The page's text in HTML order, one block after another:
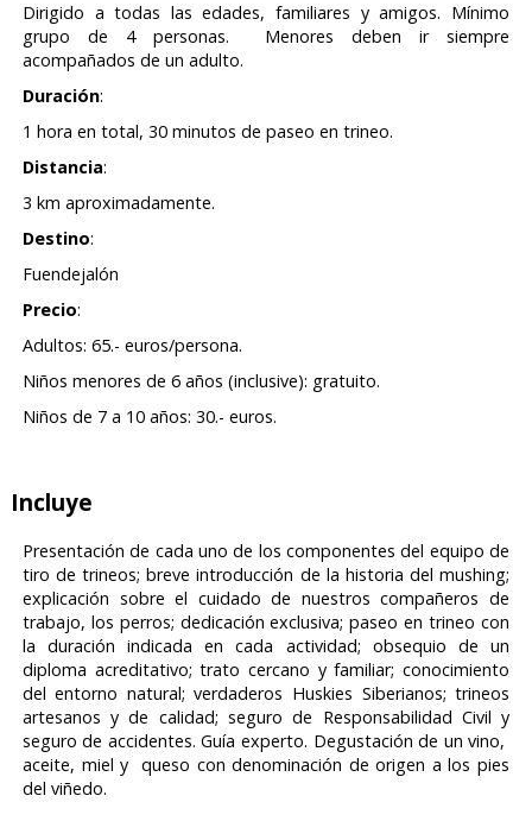
Dirigido a todas las edades, familiares y amigos. Mínimo
grupo de 4 personas. Menores deben ir siempre
acompañados de un adulto.
Duración:
1 hora en total, 30 minutos de paseo en trineo.
Distancia:
3 km aproximadamente.
Destino:
Fuendejalón
Precio:
Adultos: 65.- euros/persona.
Niños menores de 6 años (inclusive): gratuito.
Niños de 7 a 10 años: 30.- euros.
Incluye
Presentación de cada uno de los componentes del equipo de
tiro de trineos; breve introducción de la historia del mushing;
explicación sobre el cuidado de nuestros compañeros de
trabajo, los perros; dedicación exclusiva; paseo en trineo con
la duración indicada en cada actividad; obsequio de un
diploma acreditativo; trato cercano y familiar; conocimiento
del entorno natural; verdaderos Huskies Siberianos; trineos
artesanos y de calidad; seguro de Responsabilidad Civil y
seguro de accidentes. Guía experto. Degustación de un vino,
aceite, miel y queso con denominación de origen a los pies
del viñedo.